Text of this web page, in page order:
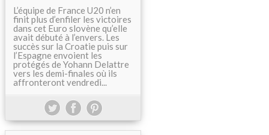
L’équipe de France U20 n’en
finit plus d’enfiler les victoires
dans cet Euro slovène qu’elle
avait débuté à l’envers. Les
succès sur la Croatie puis sur
l’Espagne envoient les
protégés de Yohann Delattre
vers les demi-finales où ils
affronteront vendredi...